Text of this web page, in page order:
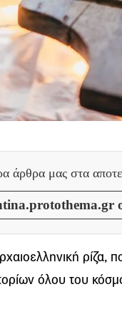
άρθρα μας στα
ρίζα,
όλου του